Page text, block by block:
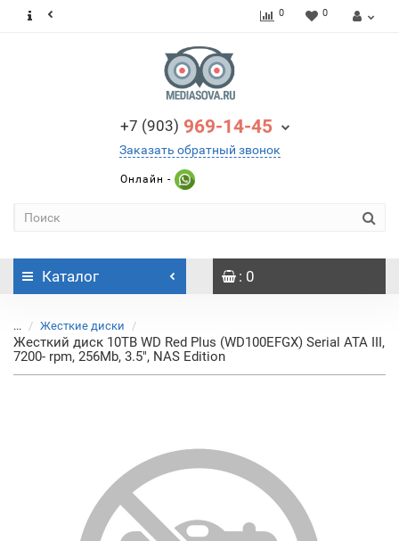
0 0
+7 (903) 969-14-45
Заказать обратный звонок
Онлайн -
Каталог : 0
... Жесткие диски
Жесткий диск 10TB WD Red Plus (WD100EFGX) Serial ATA III,
7200- rpm, 256Mb, 3.5", NAS Edition